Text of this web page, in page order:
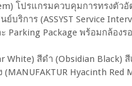
โปรแกรมควบคุมการทรงตัว
บริการ (ASSYST Service
Parking Package พร้อมกล้องร
สีดำ (Obsidian Black) สี
Hyacinth Red